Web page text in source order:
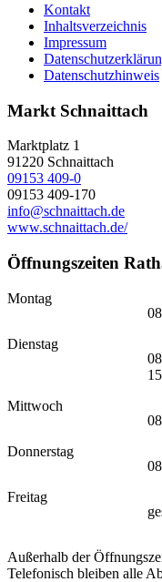
Kontakt
Inhaltsverzeichnis
Impressum
Datenschutzhinweis
Markt Schnaittach
Marktplatz 1
91220 Schnaittach
09153 409-0
09153 409-170
info@schnaittach.de
www.schnaittach.de/
Öffnungszeiten
Montag
Dienstag
Mittwoch
Donnerstag
Freitag
Außerhalb der
Telefonisch bleiben alle